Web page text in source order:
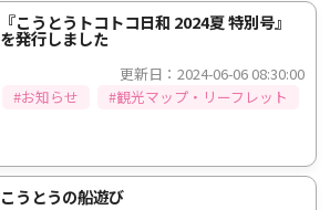
『こうとうトコトコ日和 2024夏 特別号』
を発行しました
更新日：2024-06-06 08:30:00
#お知らせ
#観光マップ・リーフレット
こうとうの船遊び